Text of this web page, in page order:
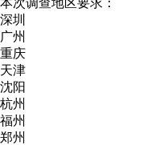
本次调查地区要求：
深圳
广州
重庆
天津
沈阳
杭州
福州
郑州